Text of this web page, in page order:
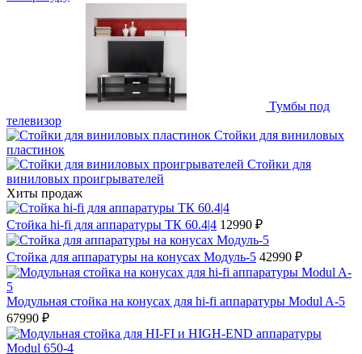
Тумбы под
телевизор
Стойки для виниловых
пластинок
Стойки для
виниловых проигрывателей
Хиты продаж
Стойка hi-fi для аппаратуры ТК 60.4|4 12990 ₽
Стойка для аппаратуры на конусах Модуль-5 42990 ₽
Модульная стойка на конусах для hi-fi аппаратуры Modul A-5
67990 ₽